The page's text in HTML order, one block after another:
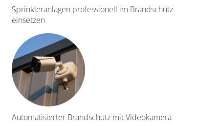
Sprinkleranlagen professionell im Brandschutz
einsetzen
Automatisierter Brandschutz mit Videokamera